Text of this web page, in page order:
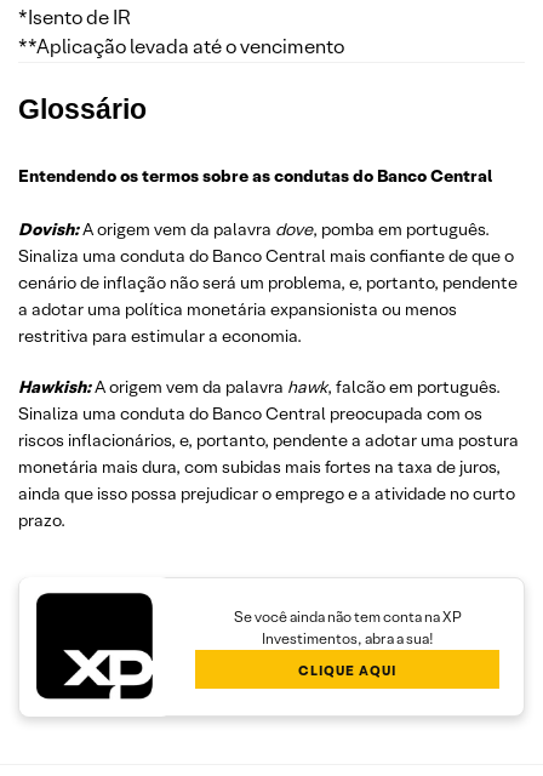
*Isento de IR
**Aplicação levada até o vencimento
Glossário
Entendendo os termos sobre as condutas do Banco Central
Dovish:A origem vem da palavra dove, pomba em português.
Sinaliza uma conduta do Banco Central mais confiante de que o
cenário de inflação não será um problema, e, portanto, pendente
a adotar uma política monetária expansionista ou menos
restritiva para estimular a economia.
Hawkish:A origem vem da palavra hawk, falcão em português.
Sinaliza uma conduta do Banco Central preocupada com os
riscos inflacionários, e, portanto, pendente a adotar uma postura
monetária mais dura, com subidas mais fortes na taxa de juros,
ainda que isso possa prejudicar o emprego e a atividade no curto
prazo.
Se você ainda não tem conta na XP
Investimentos, abra a sua!
CLIQUE AQUI